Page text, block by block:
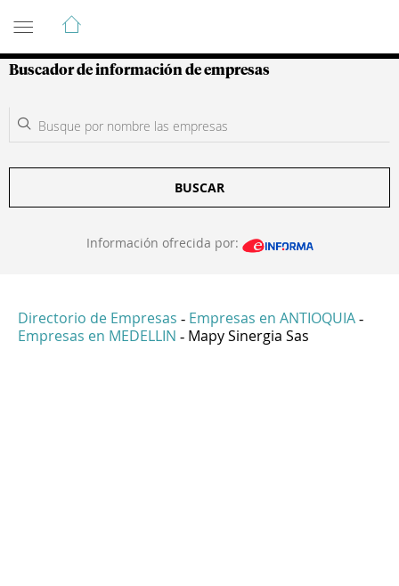
Guía de Empresas Colombianas
Buscador de información de empresas
BUSCAR
Información ofrecida por:
Directorio de Empresas - Empresas en ANTIOQUIA -
Empresas en MEDELLIN - Mapy Sinergia Sas